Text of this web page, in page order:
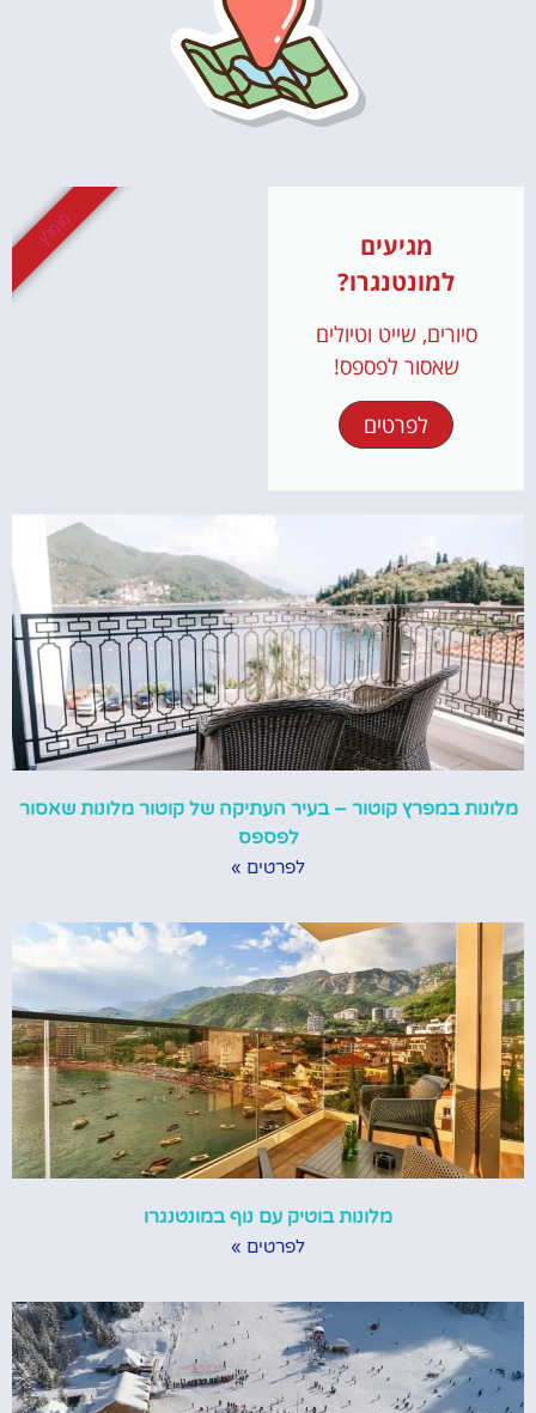
מגיעים
למונטנגרו?
סיורים, שייט וטיולים
שאסור לפספס!
לפרטים
מומלץ
מלונות במפרץ קוטור – בעיר העתיקה של קוטור מלונות שאסור
לפספס
לפרטים »
מלונות בוטיק עם נוף במונטנגרו
לפרטים »